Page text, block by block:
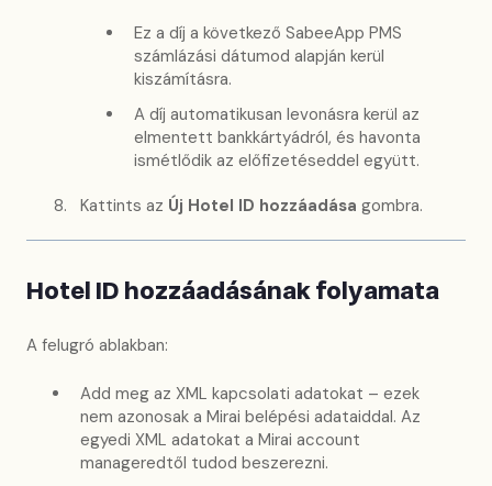
Ez a díj a következő SabeeApp PMS
számlázási dátumod alapján kerül
kiszámításra.
A díj automatikusan levonásra kerül az
elmentett bankkártyádról, és havonta
ismétlődik az előfizetéseddel együtt.
Kattints az Új Hotel ID hozzáadása gombra.
Hotel ID hozzáadásának folyamata
A felugró ablakban:
Add meg az XML kapcsolati adatokat – ezek
nem azonosak a Mirai belépési adataiddal. Az
egyedi XML adatokat a Mirai account
manageredtől tudod beszerezni.